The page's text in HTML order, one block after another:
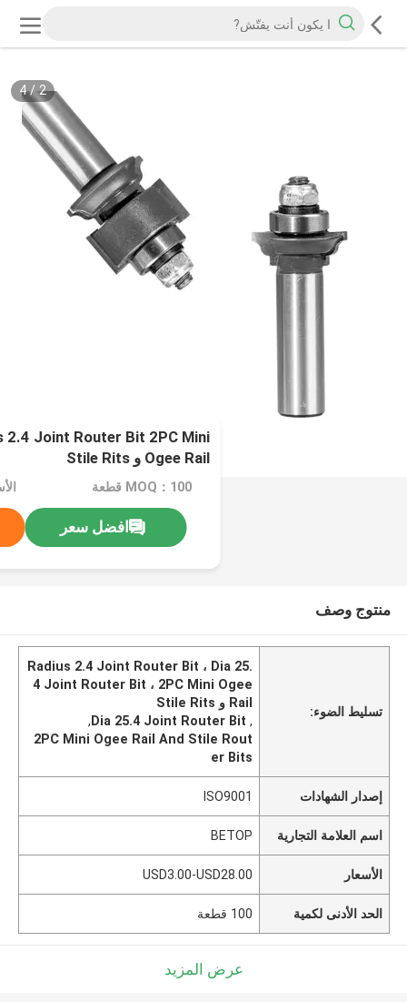
2
/
4
2.4 Joint Router Bit 2PC Mini
Ogee Rail و Stile Rits
MOQ：100 قطعة
افضل سعر
منتوج وصف
تسليط الضوء:
Radius 2.4 Joint Router Bit ، Dia 25.
4 Joint Router Bit ، 2PC Mini Ogee
Rail و Stile Rits
,
Dia 25.4 Joint Router Bit
,
2PC Mini Ogee Rail And Stile Rout
er Bits
إصدار الشهادات ISO9001
اسم العلامة التجارية BETOP
الأسعار USD3.00-USD28.00
الحد الأدنى لكمية 100 قطعة
عرض المزيد